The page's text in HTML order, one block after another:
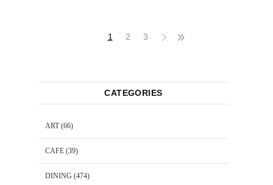
1 2 3
CATEGORIES
ART(66)
CAFE (39)
DINING (474)